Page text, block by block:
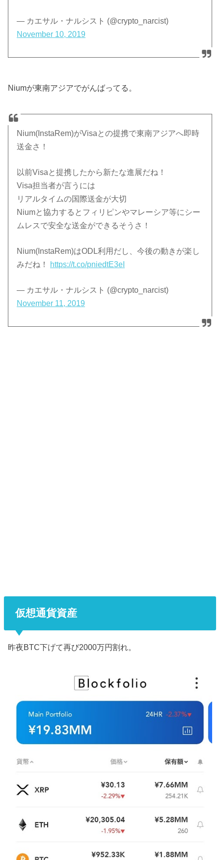
— カエサル・ナルシスト (@crypto_narcist)
November 10, 2019
Niumが東南アジアでがんばってる。
Nium(InstaRem)がVisaとの提携で東南アジアへ即時
送金さ！
以前Visaと提携したから新たな進展だね！
Visa担当者が言うには
リアルタイムの国際送金が大切
Niumと協力するとフィリピンやマレーシア等にシー
ムレスで安全な送金ができるそうさ！
Nium(InstaRem)はODL利用だし、今後の動きが楽し
みだね！
https://t.co/pniedtE3eI
— カエサル・ナルシスト (@crypto_narcist)
November 11, 2019
仮想通貨資産
昨夜BTC下げて再び2000万円割れ。